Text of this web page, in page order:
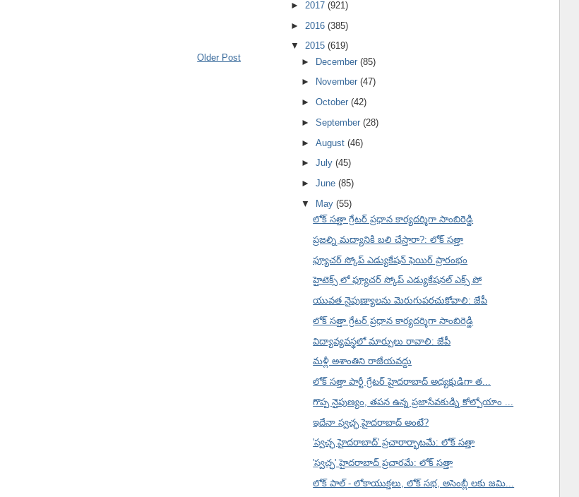
Older Post
► 2017 (921)
► 2016 (385)
▼ 2015 (619)
► December(85)
►
November(47)
►October(42)
►September(28)
►August(46)
►July(45)
►June(85)
▼
May(55)
లోక్ సత్తా గ్రేటర్ ప్రధాన కార్యదర్శిగా సాంబిరెడ్డి
ప్రజల్ని మద్యానికి బలి చేస్తారా?: లోక్ సత్తా
ఫ్యూచర్ స్కోప్ ఎడ్యుకేషన్ ఫెయిర్ ప్రారంభం
హైటెక్స్ లో ఫ్యూచర్ స్కోప్ ఎడ్యుకేషనల్ ఎక్స్ పో
యువత నైపుణ్యాలను మెరుగుపరచుకోవాలి: జేపీ
లోక్ సత్తా గ్రేటర్ ప్రధాన కార్యదర్శిగా సాంబిరెడ్డి
విద్యావ్యవస్థలో మార్పులు రావాలి: జేపీ
మళ్లీ అశాంతిని రాజేయవద్దు
లోక్ సత్తా పార్టీ గ్రేటర్ హైదరాబాద్ అధ్యక్షుడిగా త...
గొప్ప నైపుణ్యం, తపన ఉన్న ప్రజాసేవకుడ్ని కోల్పోయాం ...
ఇదేనా స్వచ్ఛ హైదరాబాద్ అంటే?
'స్వచ్ఛ హైదరాబాద్' ప్రచారార్భాటమే: లోక్ సత్తా
'స్వచ్ఛ' హైదరాబాద్ ప్రచారమే: లోక్ సత్తా
లోక్ పాల్ - లోకాయుక్తలు, లోక్ సభ, అసెంబ్లీ లకు జమి...